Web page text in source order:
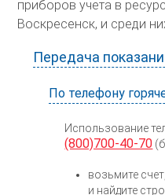
приборов учета в
Воскресенск, и среди
Передача
По телефону
Использование
(800)700-40-70
возьмите
и найдите